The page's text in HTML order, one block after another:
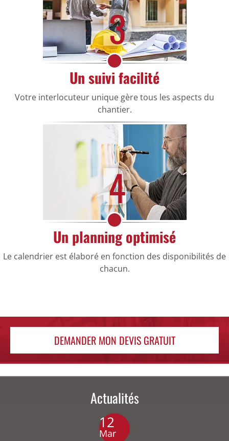
3
Un suivi facilité
Votre interlocuteur unique gère tous les aspects du
chantier.
4
Un planning optimisé
Le calendrier est élaboré en fonction des disponibilités de
chacun.
DEMANDER MON DEVIS GRATUIT
Actualités
12
Mar